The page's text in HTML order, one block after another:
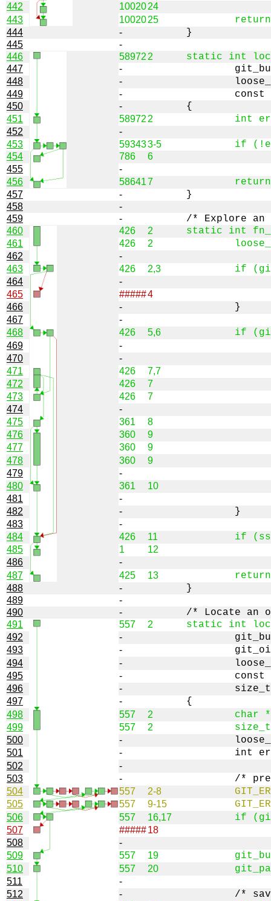
442 1002024
443
1002025
444
-
445
-
446
58972 2
447
-
448
-
449
-
450
-
451 58972 2
452
-
453
593433-5
454
786
6
455
-
456
586417
457
-
458
-
459
-
460
426
2
461
426
2
462
-
463
426
2,3
464
-
465
#####4
466
-
467
-
468
426
5,6
469
-
470
-
471
426
7,7
472
426
7
473
426
7
474
-
475
361
8
476
360
9
477
360
9
478
360
9
479
-
480
361
10
481
-
482
-
483
-
484
426
11
485
1
12
486
-
487
425
13
488
-
489
-
490
-
491
557
2
492
-
493
-
494
-
495
-
496
-
497
-
498 557
2
499
557
2
500
-
501
-
502
-
503
-
504
557
2-8
505
557
9-15
506
557
16,17
507
#####18
508
-
509
557
19
510
557
20
511
-
512
-